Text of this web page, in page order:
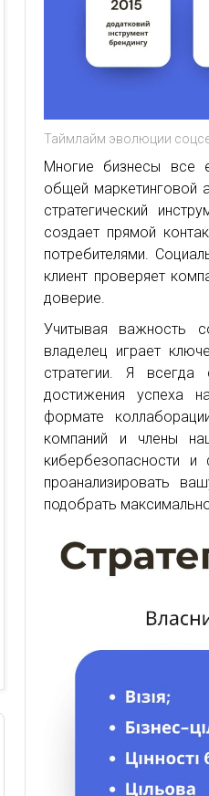
Таймлайм эволюции
Многие бизнесы все
общей маркетинговой
стратегический
создает прямой
потребителями.
клиент проверяет
доверие.
Учитывая важность
владелец играет
стратегии. Я
достижения успеха
формате
компаний и члены
кибербезопасности
проанализировать
подобрать